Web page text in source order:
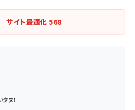
サイト最適化568
ヌ！